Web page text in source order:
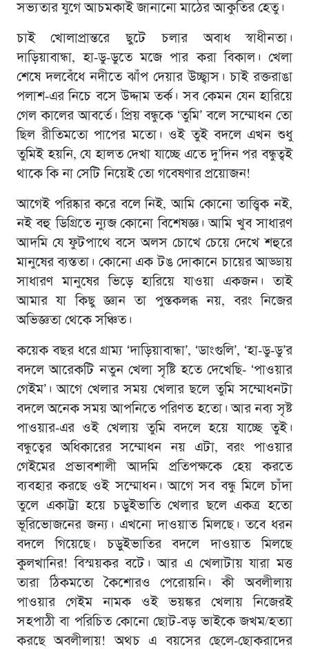
সভ্যতার যুগে আচমকাই জানানো মাঠের আকুতির হেতু।
চাই খোলাপ্রান্তরে ছুটে চলার অবাধ স্বাধীনতা।
দাড়িয়াবান্ধা, হা-ডু-ডুতে মজে পার করা বিকাল। খেলা
শেষে দলবেঁধে নদীতে ঝাঁপ দেয়ার উচ্ছ্বাস। চাই রক্তরাঙা
পলাশ-এর নিচে বসে উদ্দাম তর্ক। সব কেমন যেন হারিয়ে
গেল কালের আবর্তে। প্রিয় বন্ধুকে ‘তুমি’ বলে সম্মোধন তো
ছিল রীতিমতাে পাপের মতো। ওই তুই বদলে এখন শুধু
তুমিই হয়নি, যে হালত দেখা যাচ্ছে এতে দু’দিন পর বন্ধুত্বই
থাকে কি না সেটি নিয়েই তাে গবেষণার প্রয়োজন!
আগেই পরিষ্কার করে বলে নিই, আমি কোনো তাত্ত্বিক নই,
নই বহু ডিগ্রিতে ন্যুব্জ কোনো বিশেষজ্ঞ। আমি খুব সাধারণ
আদমি যে ফুটপাথে বসে অলস চোখে চেয়ে দেখে শহুরে
মানুষের ব্যস্ততা। কোনো এক টঙ দোকানে চায়ের আড্ডায়
সাধারণ মানুষের ভিড়ে হারিয়ে যাওয়া একজন। তাই
আমার যা কিছু জ্ঞান তা পুস্তকলব্ধ নয়, বরং নিজের
অভিজ্ঞতা থেকে সঞ্চিত।
কয়েক বছর ধরে গ্রাম্য ‘দাড়িয়াবান্ধা’, ‘ডাংগুলি’, ‘হা-ডু-ডু’র
বদলে আরেকটি নতুন খেলা সৃষ্টি হতে দেখেছি- ‘পাওয়ার
গেইম’। আগে খেলার সময় খেলার ছলে তুমি সম্মোধনটা
বদলে অনেক সময় আপনিতে পরিণত হতাে। আর নব্য সৃষ্ট
পাওয়ার-এর ওই খেলায় তুমি বদলে হয়ে যাচ্ছে তুই।
বন্ধুত্বের অধিকারের সম্মোধন নয় এটা, বরং পাওয়ার
গেইমের প্রভাবশালী আদমি প্রতিপক্ষকে হেয় করতে
ব্যবহার করছে ওই সম্মোধন। আগে সব বন্ধু মিলে চাঁদা
তুলে একাট্টা হয়ে চড়ুইভাতি খেলার ছলে একত্র হতো
ভূরিভোজনের জন্য। এখনো দাওয়াত মিলছে। তবে ধরন
বদলে গিয়েছে। চড়ুইভাতির বদলে দাওয়াত মিলছে
কুলখানির! বিস্ময়কর বটে। আর এ খেলাটায় যারা মত্ত
তারা ঠিকমতো কৈশোরও পেরোয়নি। কী অবলীলায়
পাওয়ার গেইম নামক ওই ভয়ঙ্কর খেলায় নিজেরই
সহপাঠী বা পরিচিত কোনো ছোট-বড় ভাইকে জখম/হত্যা
করছে অবলীলায়! অথচ এ বয়সের ছেলে-ছোকরাদের